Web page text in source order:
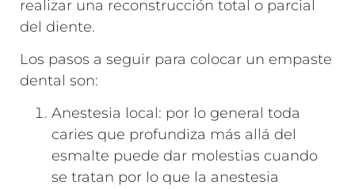
realizar una reconstrucción total o parcial
del diente.
Los pasos a seguir para colocar un empaste
dental son:
Anestesia local: por lo general toda
caries que profundiza más allá del
esmalte puede dar molestias cuando
se tratan por lo que la anestesia